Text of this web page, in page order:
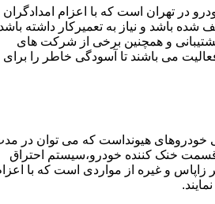
در تهران است که با اعزام
باشد و نیاز به تعمیرکار داشته
و همچنین برخی از شرکت های
می باشند تا آسودگی خاطر را برای
خودروهای هیونداست که می توان در
خنک کننده خودرو،سیستم احتراق
زاپاس و غیره از مواردی است که با